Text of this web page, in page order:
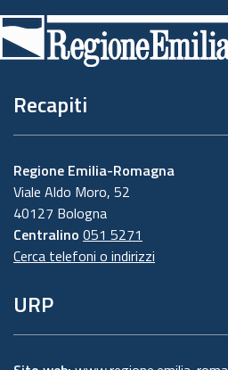
di
pagina
Recapiti
Regione Emilia-Romagna
Viale Aldo Moro, 52
40127 Bologna
Centralino 051 5271
Cerca telefoni o indirizzi
URP